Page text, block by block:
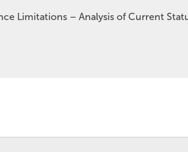
Limitations – Analysis of Current